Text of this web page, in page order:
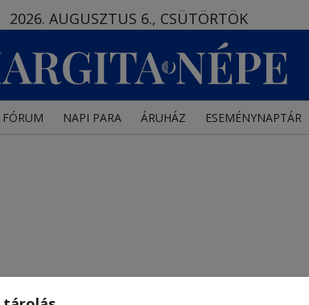
2026. AUGUSZTUS 6., CSÜTÖRTÖK
FÓRUM NAPI PARA ÁRUHÁZ ESEMÉNYNAPTÁR